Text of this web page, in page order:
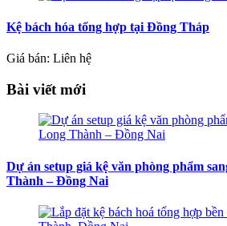
Kệ bách hóa tổng hợp tại Đồng Tháp
Giá bán: Liên hệ
Bài viết mới
Dự án setup giá kệ văn phòng phẩm
Thành – Đồng Nai